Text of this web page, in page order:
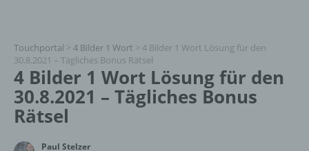
Touchportal > 4 Bilder 1 Wort > 4 Bilder 1 Wort Lösung für den
30.8.2021 – Tägliches Bonus Rätsel
4 Bilder 1 Wort Lösung für den
30.8.2021 – Tägliches Bonus
Rätsel
Paul Stelzer